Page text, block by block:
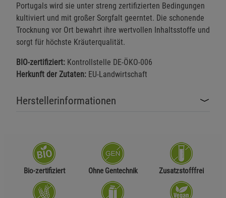
Portugals wird sie unter streng zertifizierten Bedingungen
kultiviert und mit großer Sorgfalt geerntet. Die schonende
Trocknung vor Ort bewahrt ihre wertvollen Inhaltsstoffe und
sorgt für höchste Kräuterqualität.
BIO-zertifiziert: Kontrollstelle DE-ÖKO-006
Herkunft der Zutaten: EU-Landwirtschaft
Herstellerinformationen
Bio-zertifiziert Ohne Gentechnik Zusatzstofffrei